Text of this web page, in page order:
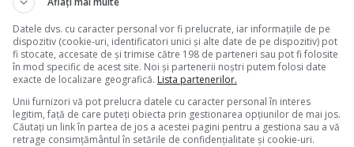
plati pensiile.
BNR la putin peste 150 de lei, in vreme ce, in 2008, cand
pretul aurului era de 75,26 lei pe gram. Aurul a
doi ani, de 7% de la inceputul lunii iulie, pe fondul
consumatorilor din SUA si a temerilor legate de riscurile
euro.
Datele dvs. cu caracter personal vor fi prelucrate, iar informațiile de pe
dispozitiv (cookie-uri, identificatori unici și alte date de pe dispozitiv) pot
fi stocate, accesate de și trimise către 198 de parteneri sau pot fi folosite
în mod specific de acest site. Noi și partenerii noștri putem folosi date
exacte de localizare geografică. Lista partenerilor.
Unii furnizori vă pot prelucra datele cu caracter personal în interes
legitim, față de care puteți obiecta prin gestionarea opțiunilor de mai jos.
Căutați un link în partea de jos a acestei pagini pentru a gestiona sau a vă
retrage consimțământul în setările de confidențialitate și cookie-uri.